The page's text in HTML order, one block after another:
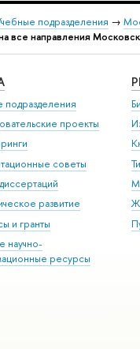
подразделения →
все направления
подразделения
проекты
советы
развитие
и гранты
научно-
ресурсы